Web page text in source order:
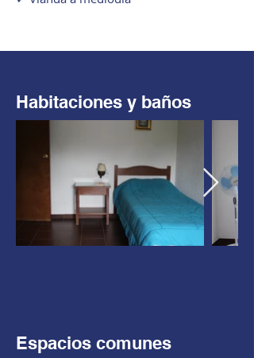
Habitaciones y baños
Espacios comunes